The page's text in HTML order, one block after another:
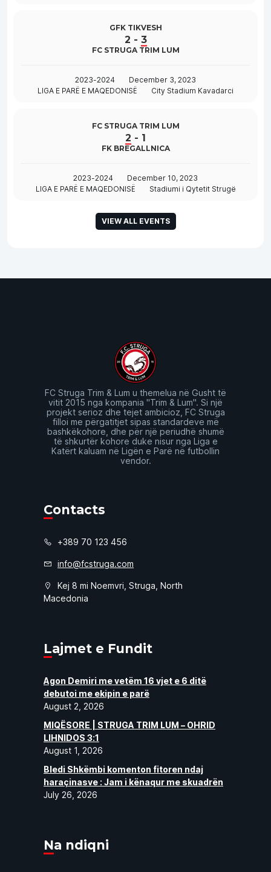
GFK TIKVESH
2 - 3
FC STRUGA TRIM LUM
2023-2024
December 3, 2023
LIGA E PARË E MAQEDONISË
City Stadium Kavadarci
FC STRUGA TRIM LUM
2 - 1
FK BREGALLNICA
2023-2024
December 10, 2023
LIGA E PARË E MAQEDONISË
Stadiumi i Qytetit Strugë
VIEW ALL EVENTS
FC Struga Trim & Lum u themelua në Gusht të
vitit 2015 nga kompania "Trim & Lum". Si një
projekt serioz dhe tejet ambicioz, FC Struga
filloi me përgatitjet sipas standardeve më
bashkëkohore, dhe për një periudhë shumë
të shkurtër kohore duke nisur nga Liga e
Katërt kaluam në Ligën e Parë në futbollin
vendor.
Contacts
+389 70 123 456
info@fcstruga.com
Kej 8 mi Noemvri, Struga, North
Macedonia
Lajmet e Fundit
Agon Demiri me vetëm 16 vjet e 6 ditë
debutoi me ekipin e parë
August 2, 2026
MIQËSORE | STRUGA TRIM LUM – OHRID
LIHNIDOS 3:1
August 1, 2026
Bledi Shkëmbi komenton fitoren ndaj
haraçinasve : Jam i kënaqur me skuadrën
July 26, 2026
Na ndiqni